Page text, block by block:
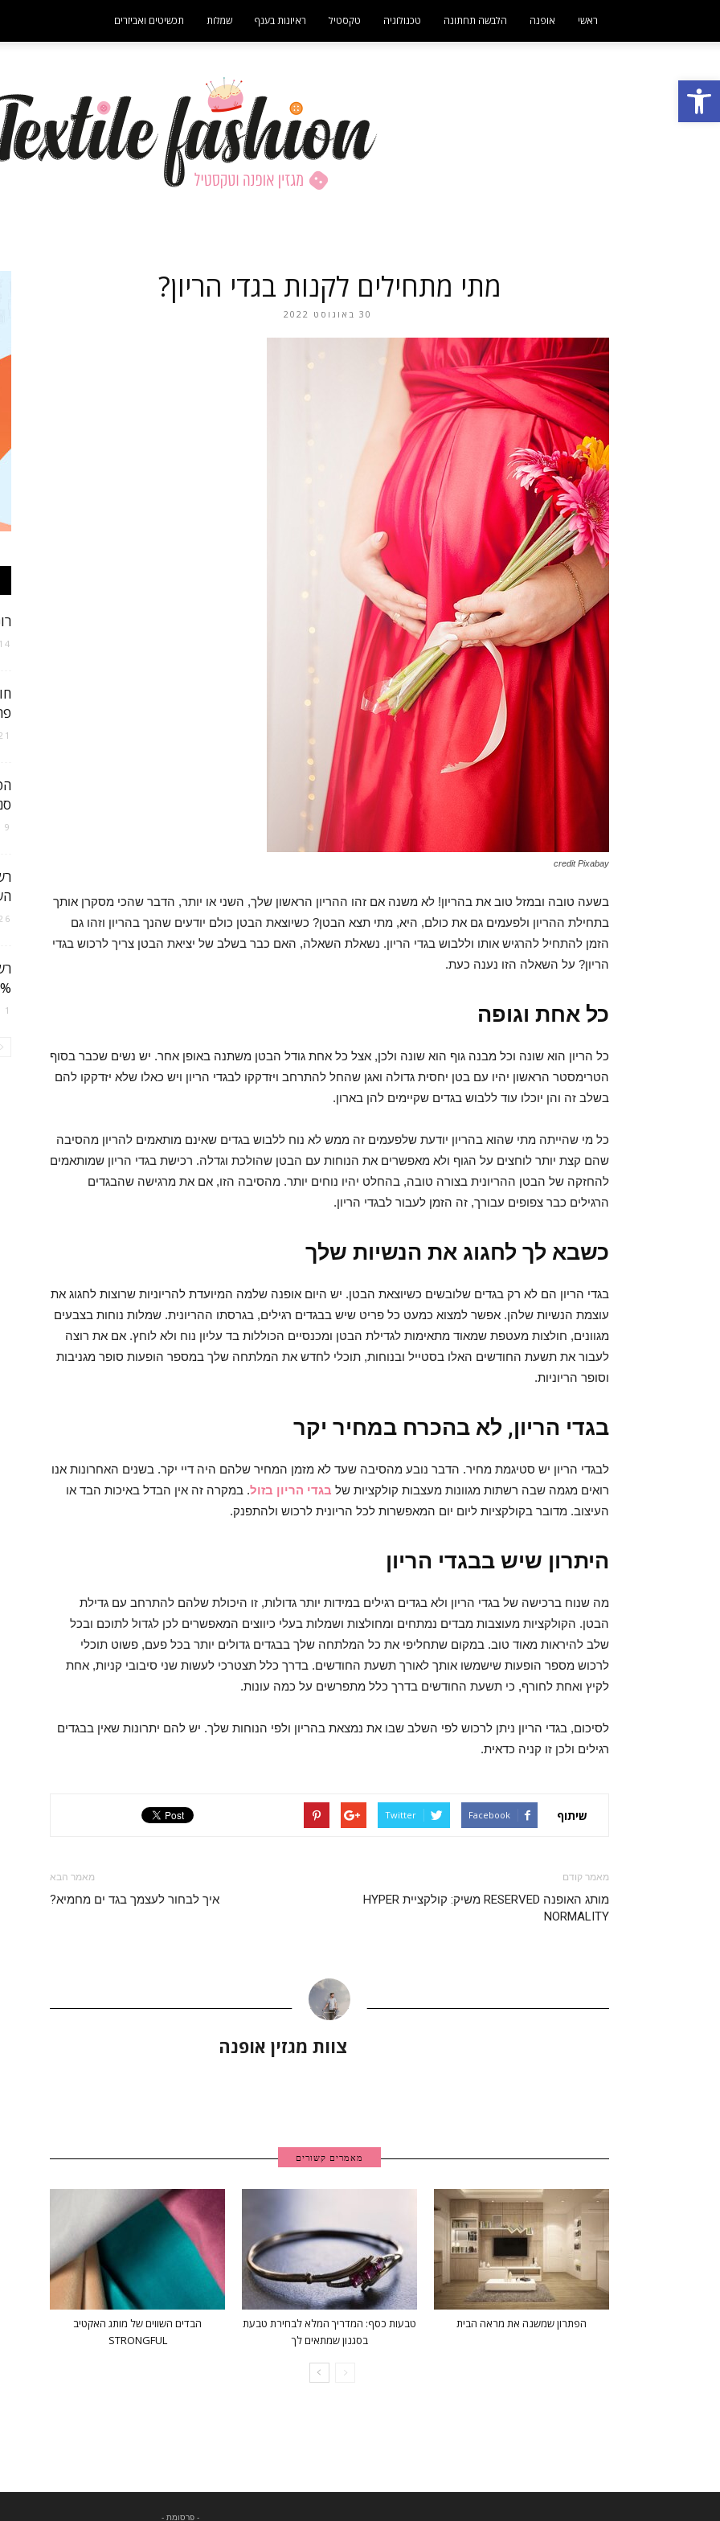
פתח סרגל נגישות
ראשי אופנה הלבשה תחתונה טכנולוגיה טקסטיל ראיונות בענף שמלות תכשיטים ואביזרים
מתי מתחילים לקנות בגדי הריון?
30 באוגוסט 2022
credit Pixabay
בשעה טובה ובמזל טוב את בהריון! לא משנה אם זהו ההריון הראשון שלך, השני או יותר, הדבר שהכי מסקרן אותך
בתחילת ההריון ולפעמים גם את כולם, היא, מתי תצא הבטן? כשיוצאת הבטן כולם יודעים שהנך בהריון וזהו גם
הזמן להתחיל להרגיש אותו וללבוש בגדי הריון. נשאלת השאלה, האם כבר בשלב של יציאת הבטן צריך לרכוש בגדי
הריון? על השאלה הזו נענה כעת.
כל אחת וגופה
כל הריון הוא שונה וכל מבנה גוף הוא שונה ולכן, אצל כל אחת גודל הבטן משתנה באופן אחר. יש נשים שכבר בסוף
הטרימסטר הראשון יהיו עם בטן יחסית גדולה ואגן שהחל להתרחב ויזדקקו לבגדי הריון ויש כאלו שלא יזדקקו להם
בשלב זה והן יוכלו עוד ללבוש בגדים שקיימים להן בארון.
כל מי שהייתה מתי שהוא בהריון יודעת שלפעמים זה ממש לא נוח ללבוש בגדים שאינם מותאמים להריון מהסיבה
שהם קצת יותר לוחצים על הגוף ולא מאפשרים את הנוחות עם הבטן שהולכת וגדלה. רכישת בגדי הריון שמותאמים
להחזקה של הבטן ההריונית בצורה טובה, בהחלט יהיו נוחים יותר. מהסיבה הזו, אם את מרגישה שהבגדים
הרגילים כבר צפופים עבורך, זה הזמן לעבור לבגדי הריון.
כשבא לך לחגוג את הנשיות שלך
בגדי הריון הם לא רק בגדים שלובשים כשיוצאת הבטן. יש היום אופנה שלמה המיועדת להריוניות שרוצות לחגוג את
עוצמת הנשיות שלהן. אפשר למצוא כמעט כל פריט שיש בבגדים רגילים, בגרסתו ההריונית. שמלות נוחות בצבעים
מגוונים, חולצות מעטפת שמאוד מתאימות לגדילת הבטן ומכנסיים הכוללות בד עליון נוח ולא לוחץ. אם את רוצה
לעבור את תשעת החודשים האלו בסטייל ובנוחות, תוכלי לחדש את המלתחה שלך במספר הופעות סופר מגניבות
וסופר הריוניות.
בגדי הריון, לא בהכרח במחיר יקר
לבגדי הריון יש סטיגמת מחיר. הדבר נובע מהסיבה שעד לא מזמן המחיר שלהם היה דיי יקר. בשנים האחרונות אנו
רואים מגמה שבה רשתות מגוונות מעצבות קולקציות של בגדי הריון בזול. במקרה זה אין הבדל באיכות הבד או
העיצוב. מדובר בקולקציות ליום יום המאפשרות לכל הריונית לרכוש ולהתפנק.
היתרון שיש בבגדי הריון
מה שנוח ברכישה של בגדי הריון ולא בגדים רגילים במידות יותר גדולות, זו היכולת שלהם להתרחב עם גדילת
הבטן. הקולקציות מעוצבות מבדים נמתחים ומחולצות ושמלות בעלי כיווצים המאפשרים לכן לגדול לתוכם ובכל
שלב להיראות מאוד טוב. במקום שתחליפי את כל המלתחה שלך בבגדים גדולים יותר בכל פעם, פשוט תוכלי
לרכוש מספר הופעות שישמשו אותך לאורך תשעת החודשים. בדרך כלל תצטרכי לעשות שני סיבובי קניות, אחת
לקיץ ואחת לחורף, כי תשעת החודשים בדרך כלל מתפרשים על כמה עונות.
לסיכום, בגדי הריון ניתן לרכוש לפי השלב שבו את נמצאת בהריון ולפי הנוחות שלך. יש להם יתרונות שאין בבגדים
רגילים ולכן זו קניה כדאית.
שיתוף Facebook
Twitter
מאמר קודם
מותג האופנה RESERVED משיק: קולקציית HYPER
NORMALITY
מאמר הבא
איך לבחור לעצמך בגד ים מחמיא?
צוות מגזין אופנה
מאמרים קשורים
הפתרון שמשנה את מראה הבית
טבעות כסף: המדריך המלא לבחירת טבעת
בסגנון שמתאים לך
הבדים השווים של מותג האקטיב
STRONGFUL
14 בפברואר 2018
21 במרץ
9 במאי 2021
26 בדצמבר
70%
1 באוגוסט 2022
- פרסומת -